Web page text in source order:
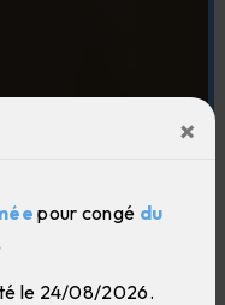
×
pour congé du
le 24/08/2026.